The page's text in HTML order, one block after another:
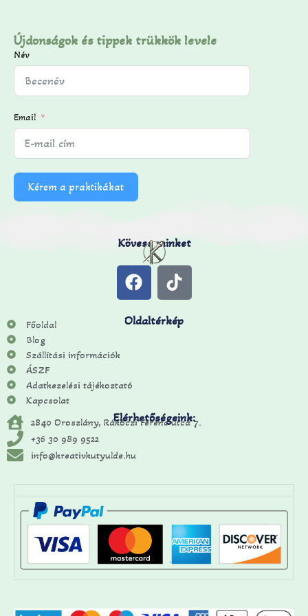
Újdonságok és tippek trükkök levele
Név
Email
Kérem a praktikákat
Kövess minket
Oldaltérkép
Főoldal
Blog
Szállítási információk
ÁSZF
Adatkezelési tájékoztató
Kapcsolat
Elérhetőségeink:
2840 Oroszlány, Rákóczi Ferenc utca 7.
+36 30 989 9522
info@kreativkutyulde.hu